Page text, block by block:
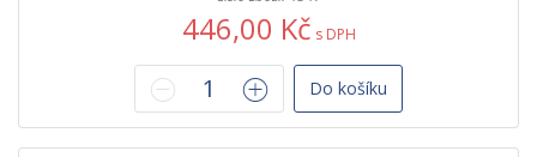
446,00 Kč s DPH
Do košíku